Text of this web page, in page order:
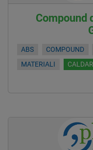
Compound
ABS COMPOUND
MATERIALI